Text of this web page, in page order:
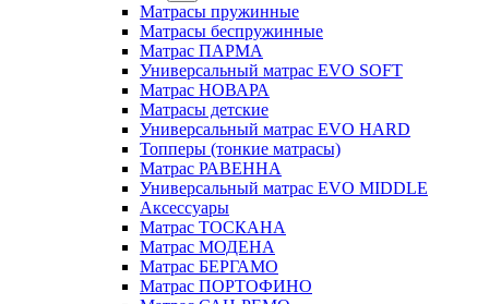
Матрасы пружинные
Матрасы беспружинные
Матрас ПАРМА
Универсальный матрас EVO SOFT
Матрас НОВАРА
Матрасы детские
Универсальный матрас EVO HARD
Топперы (тонкие матрасы)
Матрас РАВЕННА
Универсальный матрас EVO MIDDLE
Аксессуары
Матрас ТОСКАНА
Матрас МОДЕНА
Матрас БЕРГАМО
Матрас ПОРТОФИНО